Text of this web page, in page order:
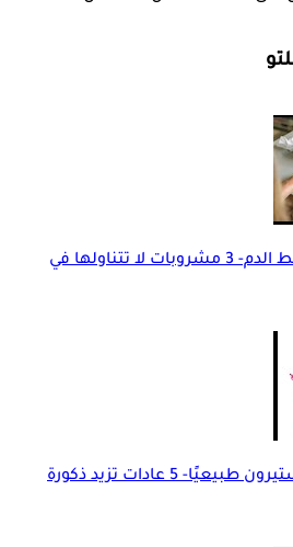
ممنوعات ارتفاع ضغط الدم- 3 مشروبات لا تتناولها في
رفع هرمون التستوستيرون طبيعيًا- 5 عادات تزيد ذكورة